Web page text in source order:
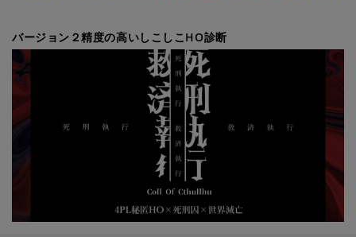
バージョン２精度の高いしこしこHO診断